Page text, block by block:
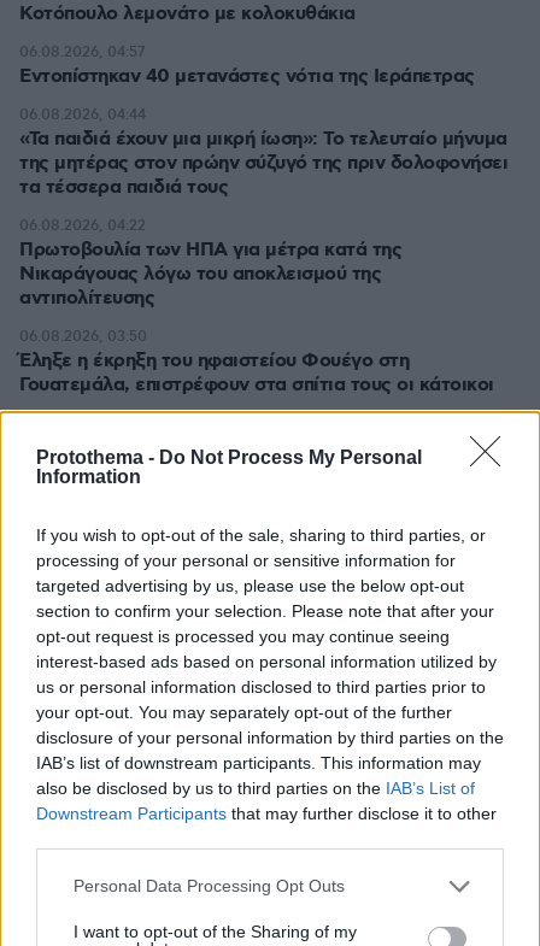
Protothema - Do Not Process My Personal
Information
If you wish to opt-out of the sale, sharing to third parties, or
processing of your personal or sensitive information for
targeted advertising by us, please use the below opt-out
section to confirm your selection. Please note that after your
opt-out request is processed you may continue seeing
interest-based ads based on personal information utilized by
us or personal information disclosed to third parties prior to
your opt-out. You may separately opt-out of the further
disclosure of your personal information by third parties on the
IAB’s list of downstream participants. This information may
also be disclosed by us to third parties on the IAB’s List of
Downstream Participants that may further disclose it to other
Please note that this website/app uses one or more Google
not limited to your visit or usage behaviour. You may click to
Personal Data Processing Opt Outs
I want to opt-out of the Sharing of my
Κοτόπουλο λεμονάτο με κολοκυθάκια
Εντοπίστηκαν 40 μετανάστες νότια της Ιεράπετρας
06.08.2026, 04:57
«Τα παιδιά έχουν μια μικρή ίωση»: Το τελευταίο μήνυμα
της μητέρας στον πρώην σύζυγό της πριν δολοφονήσει
τα τέσσερα παιδιά τους
06.08.2026, 04:44
Πρωτοβουλία των ΗΠΑ για μέτρα κατά της
Νικαράγουας λόγω του αποκλεισμού της
αντιπολίτευσης
06.08.2026, 04:22
Έληξε η έκρηξη του ηφαιστείου Φουέγο στη
Γουατεμάλα, επιστρέφουν στα σπίτια τους οι κάτοικοι
06.08.2026, 03:50
Συναγερμός στην Κολομβία πριν από την ορκωμοσία
του νέου προέδρου: Φόβοι για τρομοκρατικές επιθέσεις
ΔΕΙΤΕ ΟΛΕΣ ΤΙΣ ΕΙΔΗΣΕΙΣ
ΤΑ ΠΙΟ ΔΗΜΟΦΙΛΗ